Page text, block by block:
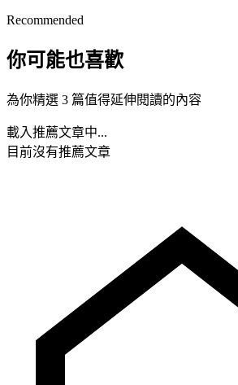
Recommended
你可能也喜歡
為你精選 3 篇值得延伸閱讀的內容
載入推薦文章中...
目前沒有推薦文章